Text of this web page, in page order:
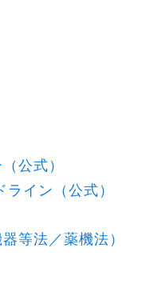
公式）
イン（公式）
等法／薬機法）